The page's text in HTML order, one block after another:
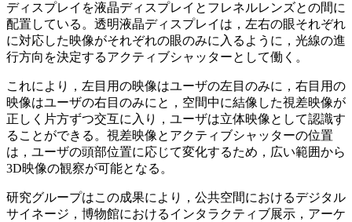
ディスプレイを液晶ディスプレイとフレネルレンズとの間に
配置している。透明液晶ディスプレイは，左右の眼それぞれ
に対応した映像がそれぞれの眼のみに入るように，光線の進
行方向を決定するアクティブシャッターとして働く。
これにより，左目用の映像はユーザの左目のみに，右目用の
映像はユーザの右目のみにと，空間中に結像した視差映像が
正しく片方ずつ交互に入り，ユーザは立体映像として認識す
ることができる。視差映像とアクティブシャッターの位置
は，ユーザの頭部位置に応じて変化するため，広い範囲から
3D映像の観察が可能となる。
研究グループはこの成果により，公共空間におけるデジタル
サイネージ，博物館におけるインタラクティブ展示，アーケ